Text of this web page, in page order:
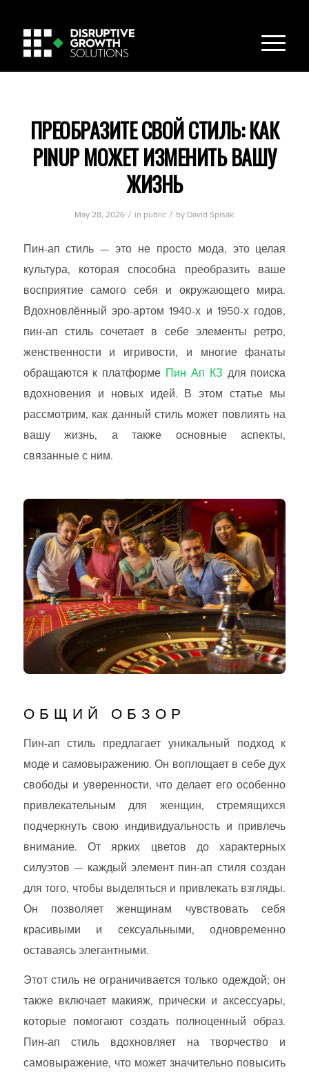
ПРЕОБРАЗИТЕ СВОЙ СТИЛЬ: КАК
PINUP МОЖЕТ ИЗМЕНИТЬ ВАШУ
ЖИЗНЬ
May 28, 2026 / in public / by David Spisak
Пин-ап стиль — это не просто мода, это целая
культура, которая способна преобразить ваше
восприятие самого себя и окружающего мира.
Вдохновлённый эро-артом 1940-х и 1950-х годов,
пин-ап стиль сочетает в себе элементы ретро,
женственности и игривости, и многие фанаты
обращаются к платформе Пин Ап КЗ для поиска
вдохновения и новых идей. В этом статье мы
рассмотрим, как данный стиль может повлиять на
вашу жизнь, а также основные аспекты,
связанные с ним.
ОБЩИЙ ОБЗОР
Пин-ап стиль предлагает уникальный подход к
моде и самовыражению. Он воплощает в себе дух
свободы и уверенности, что делает его особенно
привлекательным для женщин, стремящихся
подчеркнуть свою индивидуальность и привлечь
внимание. От ярких цветов до характерных
силуэтов — каждый элемент пин-ап стиля создан
для того, чтобы выделяться и привлекать взгляды.
Он позволяет женщинам чувствовать себя
красивыми и сексуальными, одновременно
оставаясь элегантными.
Этот стиль не ограничивается только одеждой; он
также включает макияж, прически и аксессуары,
которые помогают создать полноценный образ.
Пин-ап стиль вдохновляет на творчество и
самовыражение, что может значительно повысить